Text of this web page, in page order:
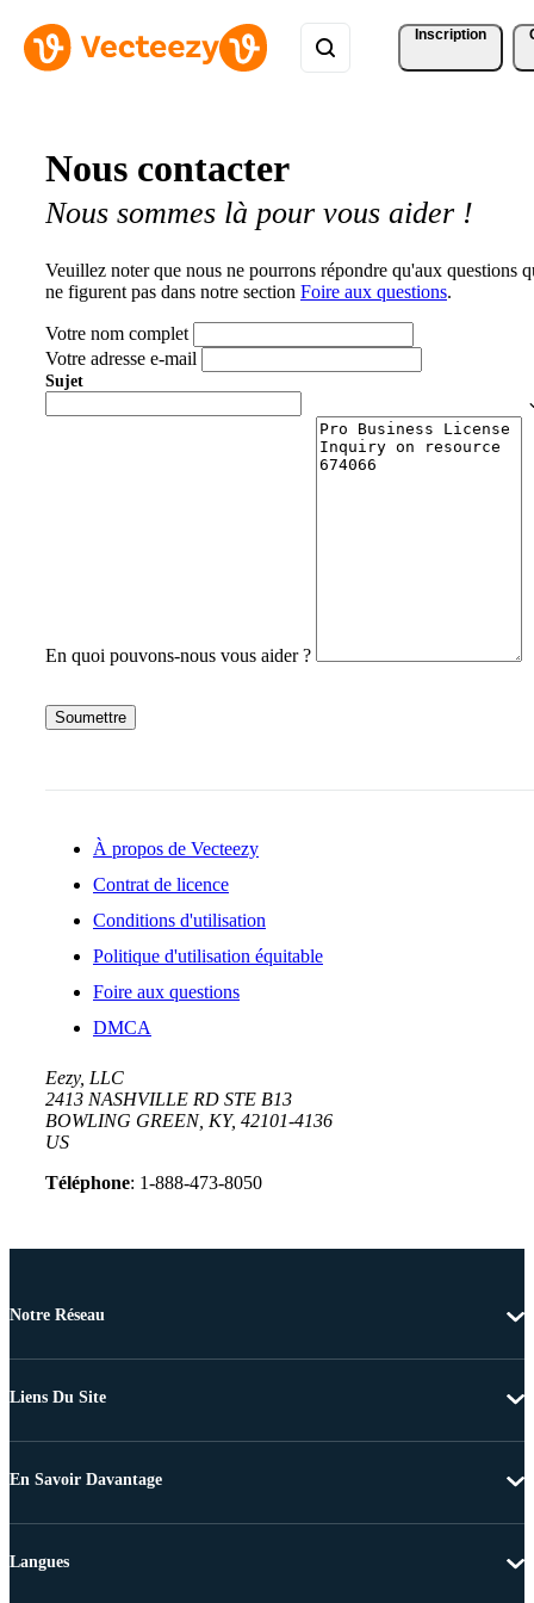
Inscription
Nous contacter
Nous sommes là pour vous aider !
Veuillez noter que nous ne pourrons répondre qu'aux questions
ne figurent pas dans notre section Foire aux questions.
Votre nom complet
Votre adresse e-mail
Sujet
En quoi pouvons-nous vous aider ?
Soumettre
À propos de Vecteezy
Contrat de licence
Conditions d'utilisation
Politique d'utilisation équitable
Foire aux questions
DMCA
Eezy, LLC
2413 NASHVILLE RD STE B13
BOWLING GREEN, KY, 42101-4136
US
Téléphone: 1-888-473-8050
Notre Réseau
Liens Du Site
En Savoir Davantage
Langues